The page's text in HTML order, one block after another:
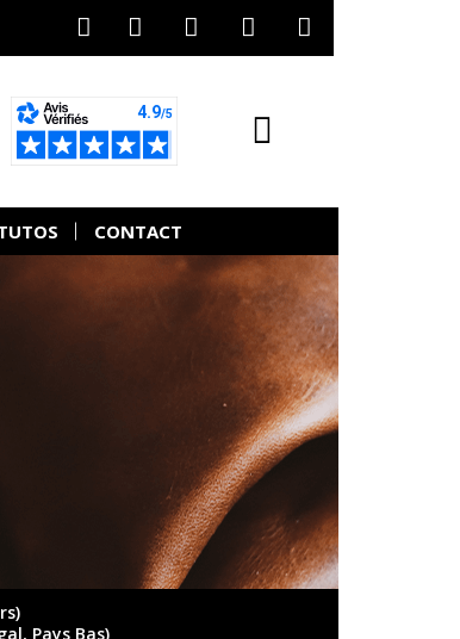
CONTACT
Pays Bas)